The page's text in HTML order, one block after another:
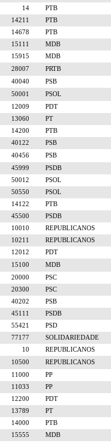
14
PTB
14211
PTB
14678
PTB
15111
MDB
15915
MDB
28007
PRTB
40040
PSB
50001
PSOL
12009
PDT
13060
PT
14200
PTB
40122
PSB
40456
PSB
45999
PSDB
50012
PSOL
50550
PSOL
14122
PTB
45500
PSDB
10010
REPUBLICANOS
10211
REPUBLICANOS
12012
PDT
15100
MDB
20000
PSC
20300
PSC
40202
PSB
45111
PSDB
55421
PSD
77177
SOLIDARIEDADE
10
REPUBLICANOS
10500
REPUBLICANOS
11000
PP
11033
PP
12200
PDT
13789
PT
14000
PTB
15555
MDB